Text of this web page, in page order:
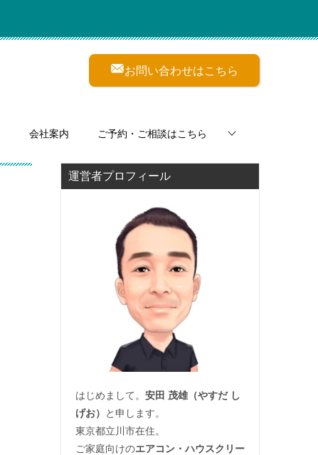
お問い合わせはこちら
会社案内 ご予約・ご相談はこちら
運営者プロフィール
はじめまして。 安田 茂雄（やすだ し
げお）
と申します。
東京都立川市在住。
ご家庭向けのエアコン・ハウスクリー